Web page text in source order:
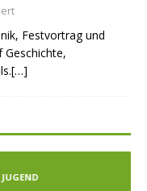
Festvortrag und
Geschichte,